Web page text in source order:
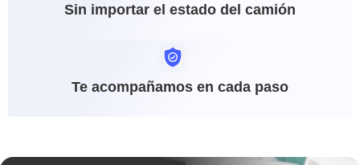
Sin importar el estado del camión
Te acompañamos en cada paso